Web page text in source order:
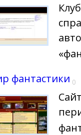
фантастики 0